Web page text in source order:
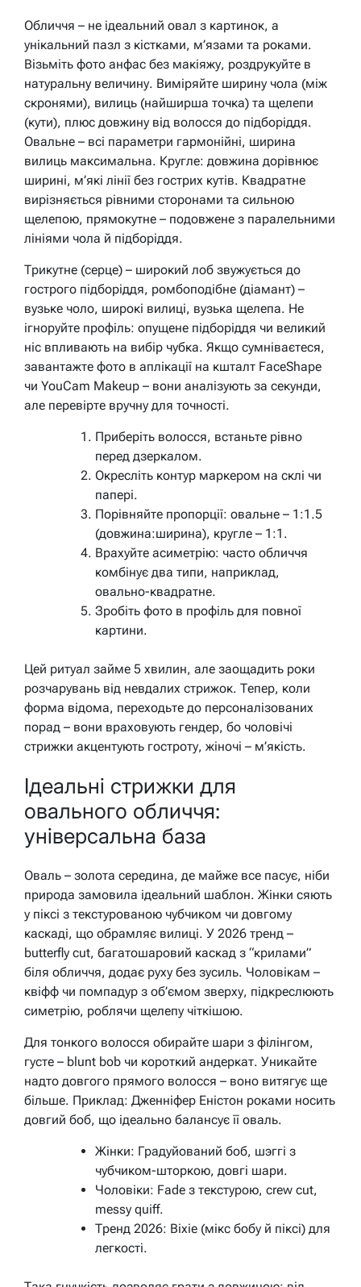
Обличчя – не ідеальний овал з картинок, а
унікальний пазл з кістками, м’язами та роками.
Візьміть фото анфас без макіяжу, роздрукуйте в
натуральну величину. Виміряйте ширину чола (між
скронями), вилиць (найширша точка) та щелепи
(кути), плюс довжину від волосся до підборіддя.
Овальне – всі параметри гармонійні, ширина
вилиць максимальна. Кругле: довжина дорівнює
ширині, м’які лінії без гострих кутів. Квадратне
вирізняється рівними сторонами та сильною
щелепою, прямокутне – подовжене з паралельними
лініями чола й підборіддя.
Трикутне (серце) – широкий лоб звужується до
гострого підборіддя, ромбоподібне (діамант) –
вузьке чоло, широкі вилиці, вузька щелепа. Не
ігноруйте профіль: опущене підборіддя чи великий
ніс впливають на вибір чубка. Якщо сумніваєтеся,
завантажте фото в аплікації на кшталт FaceShape
чи YouCam Makeup – вони аналізують за секунди,
але перевірте вручну для точності.
Приберіть волосся, встаньте рівно
перед дзеркалом.
Окресліть контур маркером на склі чи
папері.
Порівняйте пропорції: овальне – 1:1.5
(довжина:ширина), кругле – 1:1.
Врахуйте асиметрію: часто обличчя
комбінує два типи, наприклад,
овально-квадратне.
Зробіть фото в профіль для повної
картини.
Цей ритуал займе 5 хвилин, але заощадить роки
розчарувань від невдалих стрижок. Тепер, коли
форма відома, переходьте до персоналізованих
порад – вони враховують гендер, бо чоловічі
стрижки акцентують гостроту, жіночі – м’якість.
Ідеальні стрижки для
овального обличчя:
універсальна база
Оваль – золота середина, де майже все пасує, ніби
природа замовила ідеальний шаблон. Жінки сяють
у піксі з текстурованою чубчиком чи довгому
каскаді, що обрамляє вилиці. У 2026 тренд –
butterfly cut, багатошаровий каскад з “крилами”
біля обличчя, додає руху без зусиль. Чоловікам –
квіфф чи помпадур з об’ємом зверху, підкреслюють
симетрію, роблячи щелепу чіткішою.
Для тонкого волосся обирайте шари з філінгом,
густе – blunt bob чи короткий андеркат. Уникайте
надто довгого прямого волосся – воно витягує ще
більше. Приклад: Дженніфер Еністон роками носить
довгий боб, що ідеально балансує її оваль.
Жінки: Градуйований боб, шэггі з
чубчиком-шторкою, довгі шари.
Чоловіки: Fade з текстурою, crew cut,
messy quiff.
Тренд 2026: Bixie (мікс бобу й піксі) для
легкості.